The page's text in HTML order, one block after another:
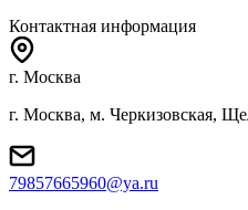
Контактная информация
г. Москва
г. Москва, м. Черкизовская,
79857665960@ya.ru